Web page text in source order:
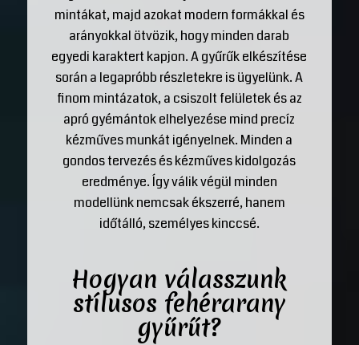
mintákat, majd azokat modern formákkal és
arányokkal ötvözik, hogy minden darab
egyedi karaktert kapjon. A gyűrűk elkészítése
során a legapróbb részletekre is ügyelünk. A
finom mintázatok, a csiszolt felületek és az
apró gyémántok elhelyezése mind precíz
kézműves munkát igényelnek. Minden a
gondos tervezés és kézműves kidolgozás
eredménye. Így válik végül minden
modellünk nemcsak ékszerré, hanem
időtálló, személyes kinccsé.
Hogyan válasszunk
stílusos fehérarany
gyűrűt?